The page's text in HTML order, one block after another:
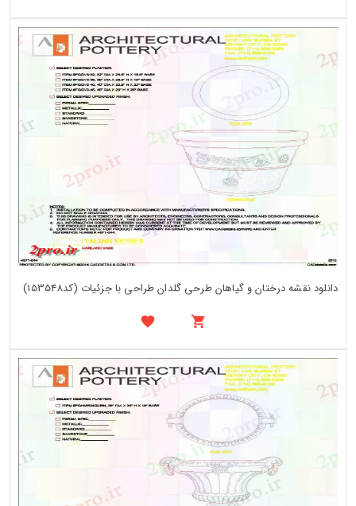
دانلود نقشه درختان و گیاهان طرحی گلدان طراحی با جزئیات (کد153548)